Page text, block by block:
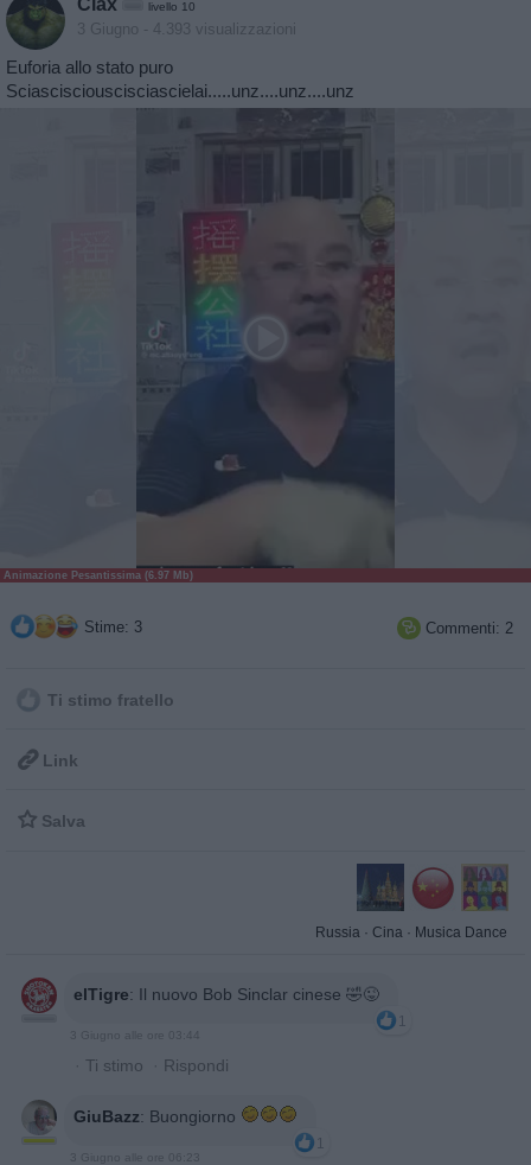
livello 10
3 Giugno - 4.393 visualizzazioni
Euforia allo stato puro
Sciascisciouscisciascielai.....unz....unz....unz
Animazione Pesantissima (6.97 Mb)
Stime: 3  Commenti: 2
Ti stimo fratello
 Link
 Salva
Russia · Cina · Musica Dance
elTigre: Il nuovo Bob Sinclar cinese 🤣😜
1
3 Giugno alle ore 03:44
· Ti stimo · Rispondi
GiuBazz: Buongiorno
1
3 Giugno alle ore 06:23